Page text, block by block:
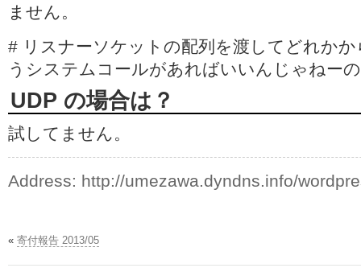
ません。
# リスナーソケットの配列を渡してどれか
うシステムコールがあればいいんじゃねー
UDP の場合は？
試してません。
Address: http://umezawa.dyndns.info/
« 寄付報告 2013/05